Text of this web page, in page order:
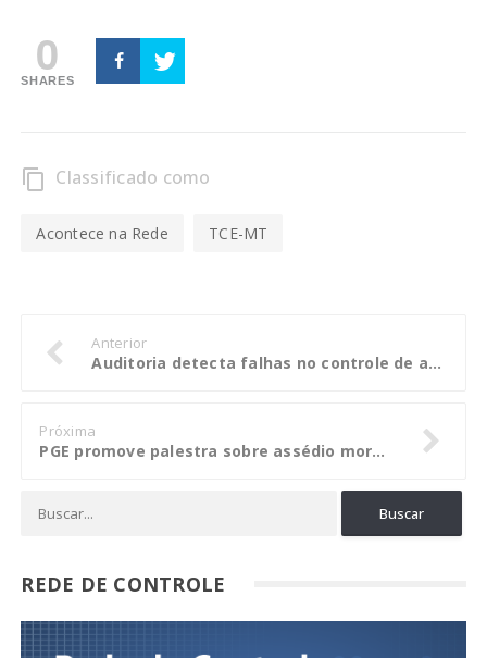
0
SHARES
content_copy Classificado como
Acontece na Rede TCE-MT
Anterior
Auditoria detecta falhas no controle de abastecimento da frota de Rondonópolis
Próxima
PGE promove palestra sobre assédio moral e sexual
REDE DE CONTROLE